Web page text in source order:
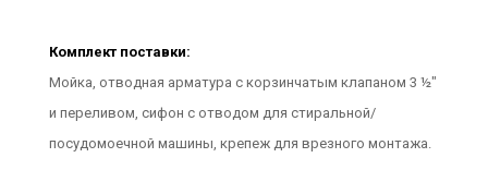
Комплект поставки:
Мойка, отводная арматура с корзинчатым клапаном 3 ½"
и переливом, сифон с отводом для стиральной/
посудомоечной машины, крепеж для врезного монтажа.